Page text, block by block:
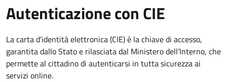
Autenticazione con CIE
La carta d’identità elettronica (CIE) è la chiave di accesso,
garantita dallo Stato e rilasciata dal Ministero dell’Interno, che
permette al cittadino di autenticarsi in tutta sicurezza ai
servizi online.